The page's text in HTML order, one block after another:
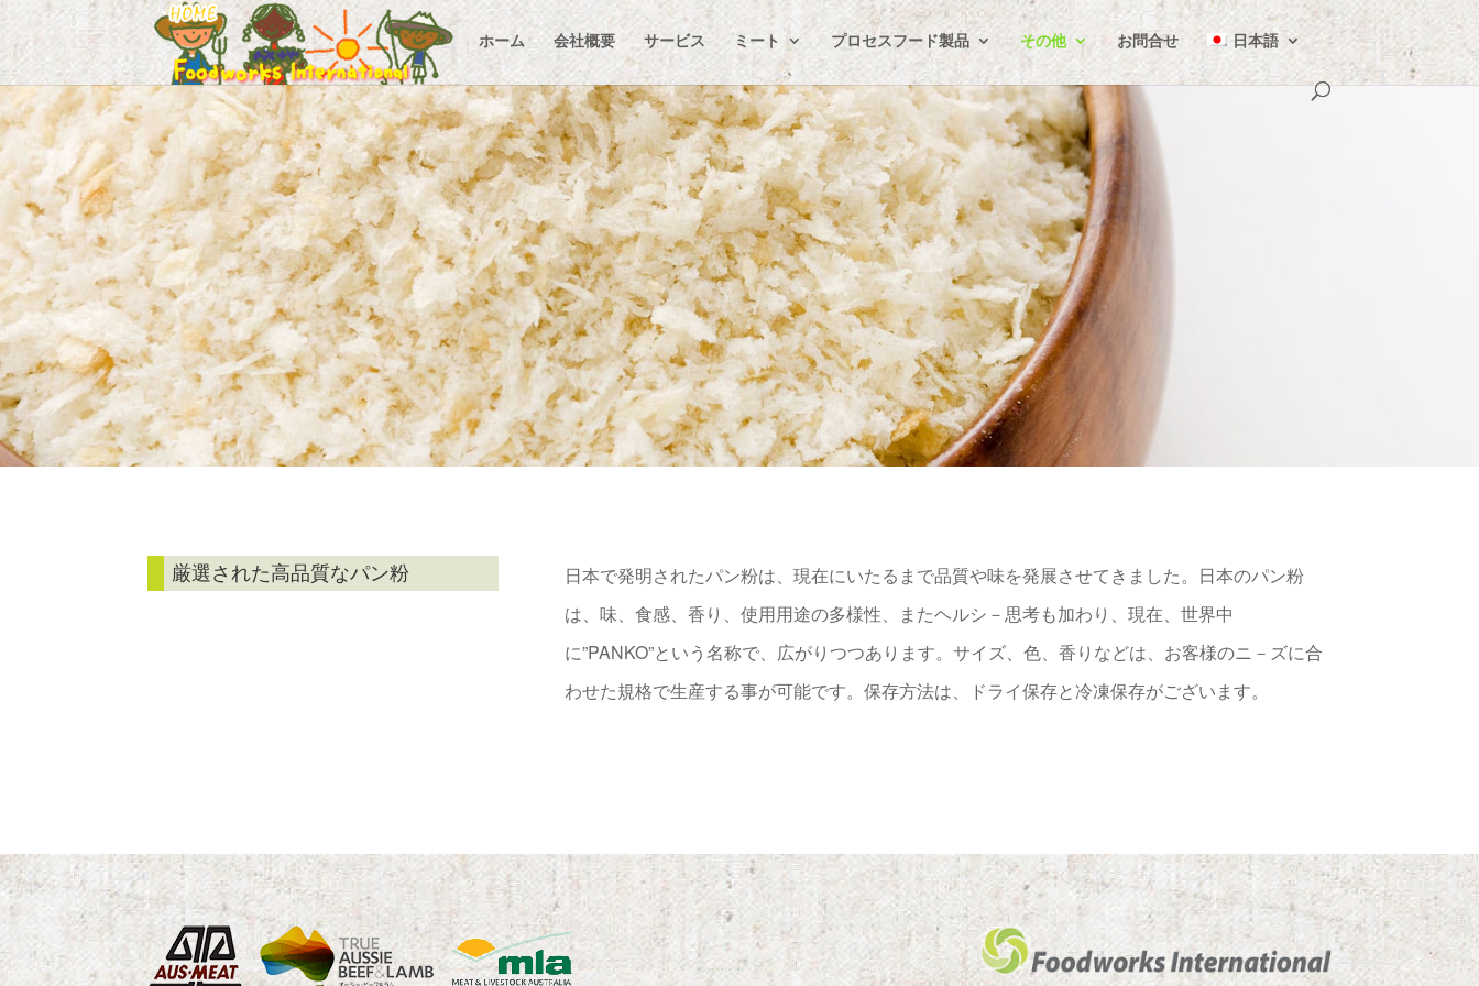
ホーム 会社概要 サービス ミート プロセスフード製品 その他 お問合せ 日本語
厳選された高品質なパン粉
日本で発明されたパン粉は、現在にいたるまで品質や味を発展させてきました。日本のパン粉
は、味、食感、香り、使用用途の多様性、またヘルシ－思考も加わり、現在、世界中
に”PANKO”という名称で、広がりつつあります。サイズ、色、香りなどは、お客様のニ－ズに合
わせた規格で生産する事が可能です。保存方法は、ドライ保存と冷凍保存がございます。